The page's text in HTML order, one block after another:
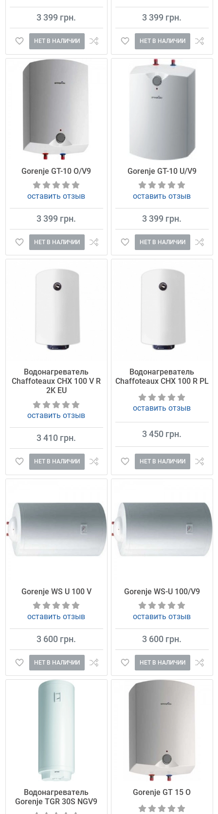
3 399 грн.
НЕТ В НАЛИЧИИ
3 399 грн.
НЕТ В НАЛИЧИИ
Gorenje GT-10 O/V9
оставить отзыв
3 399 грн.
НЕТ В НАЛИЧИИ
Gorenje GT-10 U/V9
оставить отзыв
3 399 грн.
НЕТ В НАЛИЧИИ
Водонагреватель
Chaffoteaux CHX 100 V R
2K EU
оставить отзыв
3 410 грн.
НЕТ В НАЛИЧИИ
Водонагреватель
Chaffoteaux CHX 100 R PL
оставить отзыв
3 450 грн.
НЕТ В НАЛИЧИИ
Gorenje WS U 100 V
оставить отзыв
3 600 грн.
НЕТ В НАЛИЧИИ
Gorenje WS-U 100/V9
оставить отзыв
3 600 грн.
НЕТ В НАЛИЧИИ
Водонагреватель
Gorenje TGR 30S NGV9
Gorenje GT 15 O